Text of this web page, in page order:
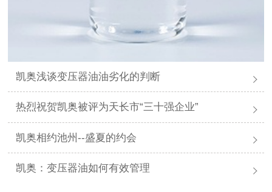
凯奥浅谈变压器油油劣化的判断
热烈祝贺凯奥被评为天长市“三十强企业”
凯奥相约池州--盛夏的约会
凯奥：变压器油如何有效管理